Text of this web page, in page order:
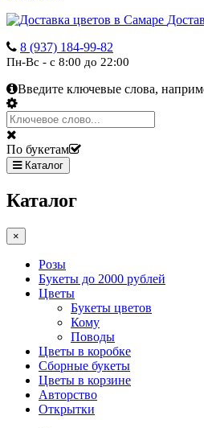
8 (937) 184-99-82
Пн-Вс - с 8:00 до 22:00
Введите ключевые слова,
По букетам
Каталог
Каталог
×
Розы
Букеты до 2000 рублей
Цветы
Букеты цветов
Кому
Поводы
Цветы в коробке
Сборные букеты
Цветы в корзине
Авторство
Открытки